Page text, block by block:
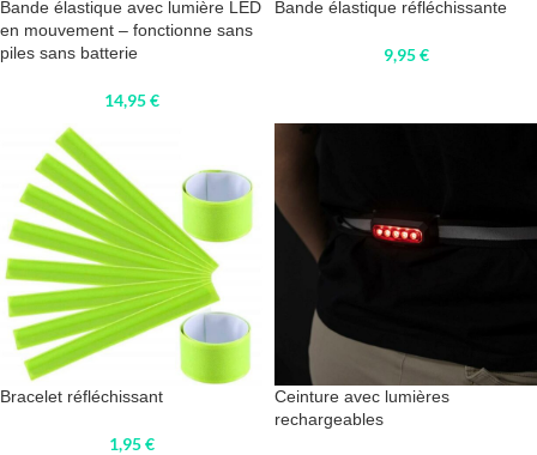
Bande élastique avec lumière LED
en mouvement – fonctionne sans
piles sans batterie
14,95€
Bande élastique réfléchissante
9,95€
Bracelet réfléchissant
1,95€
Ceinture avec lumières
rechargeables